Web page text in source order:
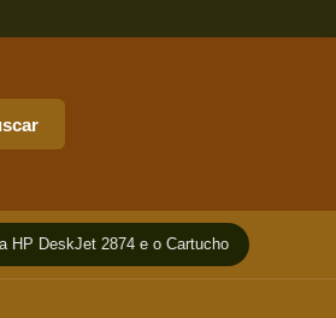
DeskJet 2874 e o Cartucho